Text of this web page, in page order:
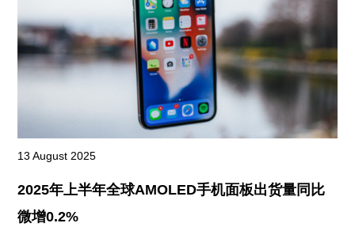
13 August 2025
2025年上半年全球AMOLED手机面板出货量同比
微增0.2%